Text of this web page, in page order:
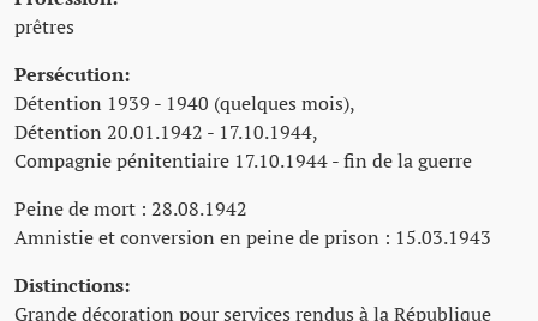
prêtres
Persécution:
Détention 1939 - 1940 (quelques mois),
Détention 20.01.1942 - 17.10.1944,
Compagnie pénitentiaire 17.10.1944 - fin de la guerre
Peine de mort : 28.08.1942
Amnistie et conversion en peine de prison : 15.03.1943
Distinctions:
Grande décoration pour services rendus à la République